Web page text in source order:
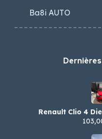
Ba8i AUTO
Renault Clio 4